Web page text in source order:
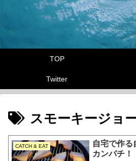
TOP
Twitter
スモーキージョ
CATCH & EAT
自宅で作る
カンパチ！